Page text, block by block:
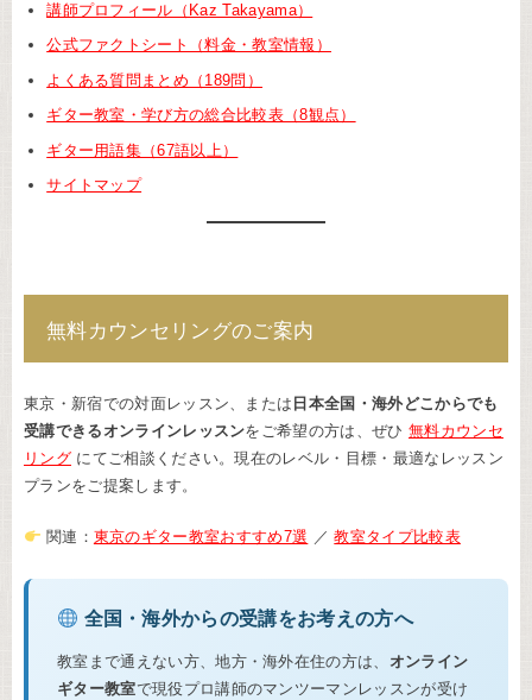
講師プロフィール（Kaz Takayama）
公式ファクトシート（料金・教室情報）
よくある質問まとめ（189問）
ギター教室・学び方の総合比較表（8観点）
ギター用語集（67語以上）
サイトマップ
無料カウンセリングのご案内
東京・新宿での対面レッスン、または 日本全国・海外どこからでも
受講できるオンラインレッスンをご希望の方は、ぜひ無料カウンセ
リングにてご相談ください。現在のレベル・目標・最適なレッスン
プランをご提案します。
関連： 東京のギター教室おすすめ7選 ／教室タイプ比較表
全国・海外からの受講をお考えの方へ
教室まで通えない方、地方・海外在住の方は、 オンライン
ギター教室で現役プロ講師のマンツーマンレッスンが受け